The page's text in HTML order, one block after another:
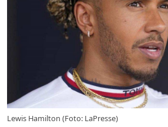
Lewis Hamilton (Foto: LaPresse)